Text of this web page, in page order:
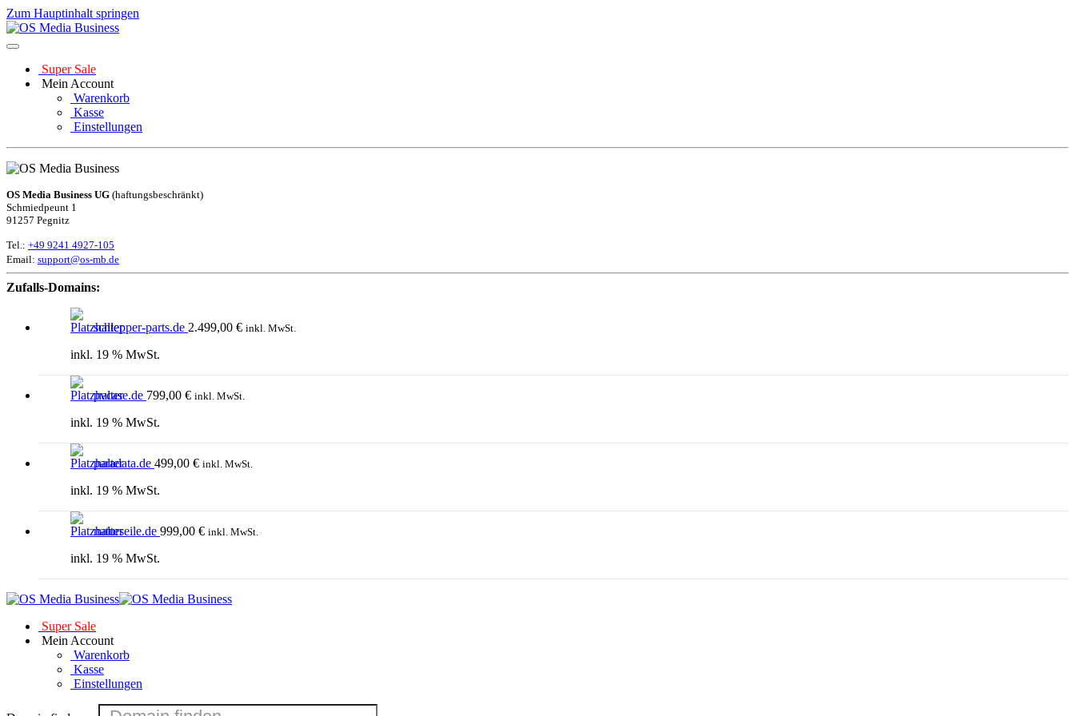
Zum Hauptinhalt springen
Super Sale
Mein Account
Warenkorb
Kasse
Einstellungen
OS Media Business UG (haftungsbeschränkt)
Schmiedpeunt 1
91257 Pegnitz
Tel.: +49 9241 4927-105
Email: support@os-mb.de
Zufalls-Domains:
schlepper-parts.de 2.499,00 € inkl. MwSt.
inkl. 19 % MwSt.
pvcase.de 799,00 € inkl. MwSt.
inkl. 19 % MwSt.
paradata.de 499,00 € inkl. MwSt.
inkl. 19 % MwSt.
naturseile.de 999,00 € inkl. MwSt.
inkl. 19 % MwSt.
Super Sale
Mein Account
Warenkorb
Kasse
Einstellungen